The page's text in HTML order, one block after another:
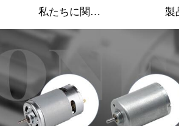
私たちに関しては 製